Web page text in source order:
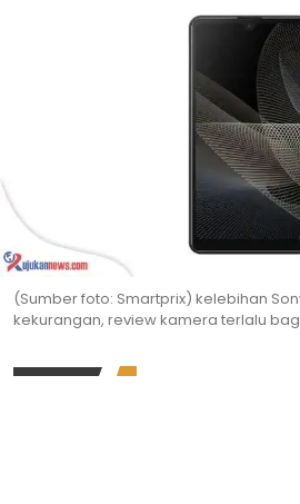
(Sumber foto: Smartprix) kelebihan
kekurangan, review kamera terlalu